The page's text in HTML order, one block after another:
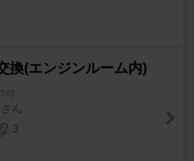
換(エンジンルーム内)
56]
ん
3